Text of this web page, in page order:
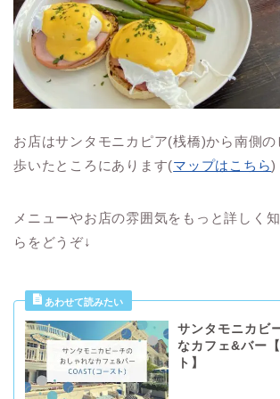
お店はサンタモニカピア(桟橋)から南側
歩いたところにあります(マップはこちら)
メニューやお店の雰囲気をもっと詳しく
らをどうぞ↓
サンタモニカビ
なカフェ&バー
ト】